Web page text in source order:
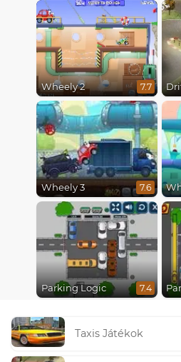
Wheely 2 7.7
Wheely 3 7.6
Parking Logic 7.4
Taxis Játékok